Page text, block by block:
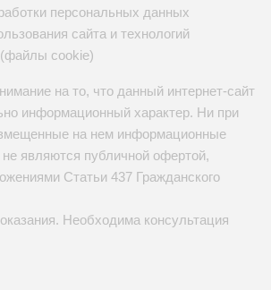
персональных данных
сайта и технологий
(файлы cookie)
на то, что данный интернет-сайт
информационный характер. Ни при
на нем информационные
являются публичной офертой,
Статьи 437 Гражданского
Необходима консультация